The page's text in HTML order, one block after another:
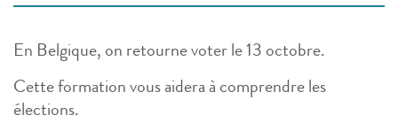
En Belgique, on retourne voter le 13 octobre.
Cette formation vous aidera à comprendre les
élections.